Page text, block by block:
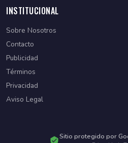
INSTITUCIONAL
Sobre Nosotros
Contacto
Publicidad
Términos
Privacidad
Aviso Legal
Sitio protegido por